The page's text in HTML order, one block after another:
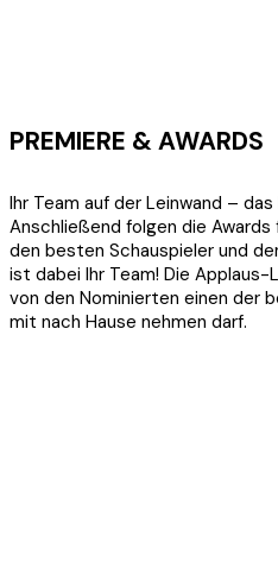
PREMIERE & AWARDS
Ihr Team auf der Leinwand –
Anschließend folgen die
den besten Schauspieler und
ist dabei Ihr Team! Die
von den Nominierten einen der
mit nach Hause nehmen darf.